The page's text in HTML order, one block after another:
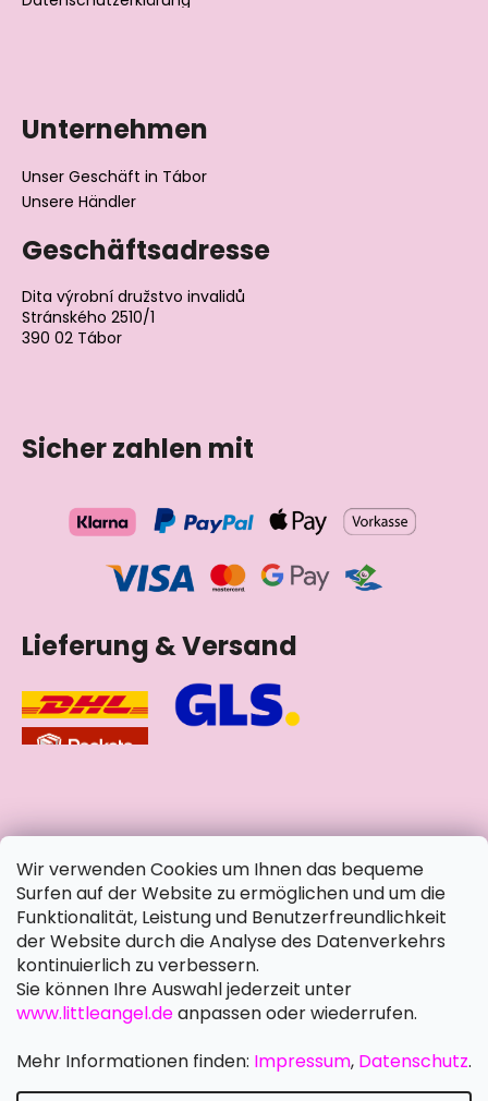
Wir verwenden Cookies um Ihnen das bequeme
Surfen auf der Website zu ermöglichen und um die
Funktionalität, Leistung und Benutzerfreundlichkeit
der Website durch die Analyse des Datenverkehrs
kontinuierlich zu verbessern.
Sie können Ihre Auswahl jederzeit unter
www.littleangel.deanpassen oder wiederrufen.
Mehr Informationen finden: Impressum, Datenschutz.
Unternehmen
Unser Geschäft in Tábor
Unsere Händler
Geschäftsadresse
Dita výrobní družstvo invalidů
Stránského 2510/1
390 02 Tábor
Sicher zahlen mit
Lieferung & Versand
soziale Netzwerke